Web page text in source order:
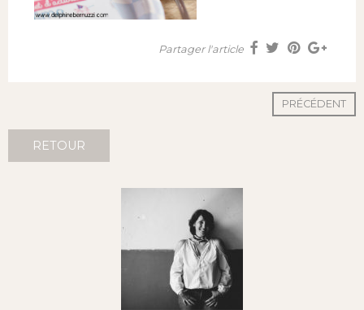
Partager l'article
PRÉCÉDENT
RETOUR